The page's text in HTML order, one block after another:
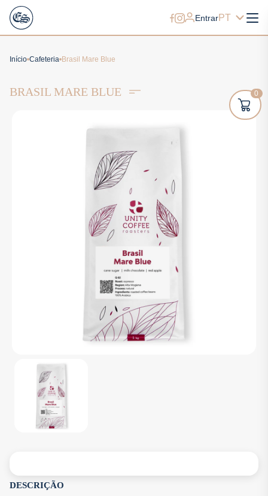
EntrarPT
Início Cafeteria Brasil Mare Blue
BRASIL MARE BLUE
DESCRIÇÃO
0